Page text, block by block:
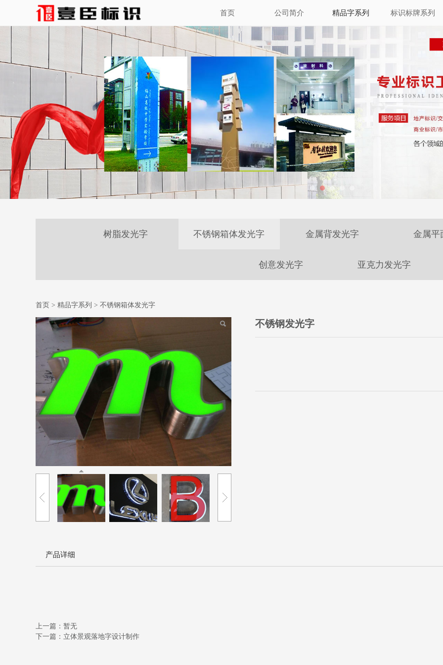
首页 公司简介 精品字系列 标识标牌系列
树脂发光字 不锈钢箱体发光字 金属背发光字 金属平
创意发光字 亚克力发光字
首页 > 精品字系列 > 不锈钢箱体发光字
不锈钢发光字
产品详细
上一篇：暂无
下一篇：立体景观落地字设计制作